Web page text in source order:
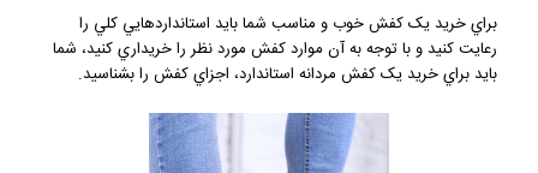
براي خريد يک کفش خوب و مناسب شما بايد استانداردهايي کلي را
رعايت کنيد و با توجه به آن موارد کفش مورد نظر را خريداري کنيد، شما
بايد براي خريد يک کفش مردانه استاندارد، اجزاي کفش را بشناسيد.